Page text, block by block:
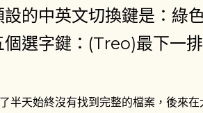
設的中英文切換鍵是：綠
個選字鍵：(Treo)最下一
半天始終沒有找到完整的檔案，後來